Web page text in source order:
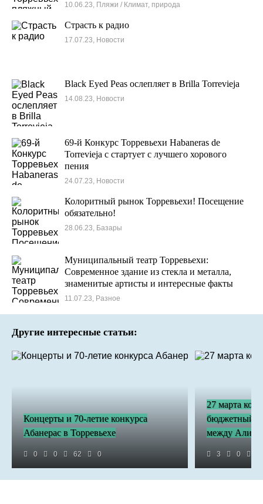
10.06.23, Пляжи / Климат, природа
Cтрасть к радио
17.07.23, Новости
Black Eyed Peas ослепляет в Brilla Torrevieja
14.08.23, Новости
69-й Конкурс Торревьехи Habaneras de
Torrevieja с стартует с лучшего хорового
пения
24.07.23, Новости
Колоритный рынок Торревьехи! Посещение
обязательно!
28.06.23, Базары
Муниципальный театр Торревьехи:
Современное здание из стекла и металла,
знаменитые артисты и интересные факты
11.07.23, Разное
Другие интересные статьи:
Концерты и 70-летие конкурса
Абанерас в Торревьехе
0 0 62 0
27 марта
бюджетный
между
3 0